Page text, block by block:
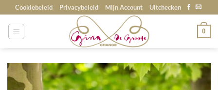
to
content
Cookiebeleid Privacybeleid Mijn Account Uitchecken
0